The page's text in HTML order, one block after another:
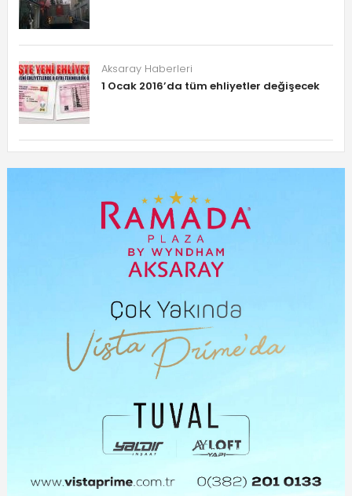
Aksaray Haberleri
1 Ocak 2016’da tüm ehliyetler değişecek